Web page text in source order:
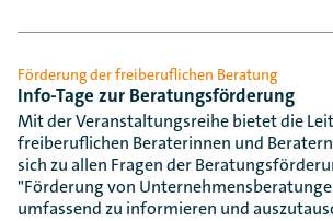
Förderung der freiberuflichen Beratung
Info-Tage zur Beratungsförderung
Mit der Veranstaltungsreihe bietet die
freiberuflichen Beraterinnen und
sich zu allen Fragen der
"Förderung von
umfassend zu informieren und